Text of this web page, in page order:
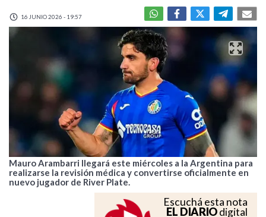
16 JUNIO 2026 - 19:57
Mauro Arambarri llegará este miércoles a la Argentina para
realizarse la revisión médica y convertirse oficialmente en
nuevo jugador de River Plate.
Escuchá esta nota
EL DIARIOdigital